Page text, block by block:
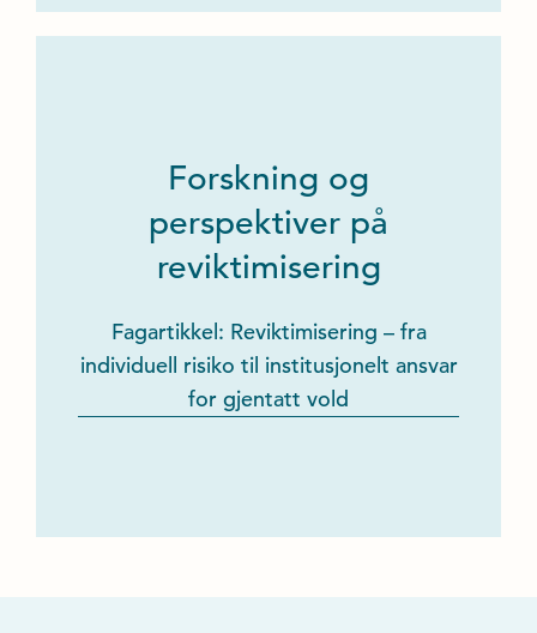
Forskning og
perspektiver på
reviktimisering
Fagartikkel: Reviktimisering – fra
individuell risiko til institusjonelt ansvar
for gjentatt vold